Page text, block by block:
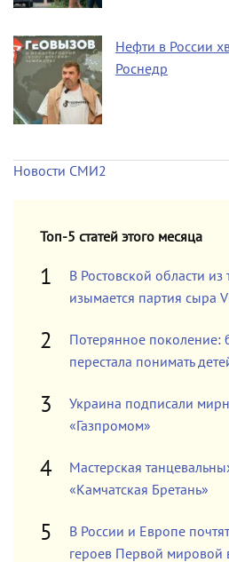
Нефти в России
Роснедр
Новости СМИ2
Топ-5 статей этого месяца
В Ростовской области из
изымается партия сыра
Потерянное поколение:
перестала понимать
Украина подписали
«Газпромом»
Мастерская
«Камчатская Бретань»
В России и Европе
героев Первой мировой